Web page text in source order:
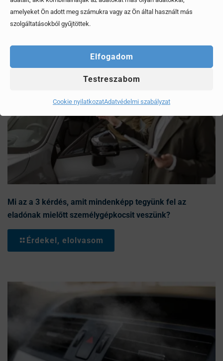
amelyeket Ön adott meg számukra vagy az Ön által használt más
szolgáltatásokból gyűjtöttek.
Elfogadom
Testreszabom
Cookie nyilatkozatAdatvédelmi szabályzat
Érdekel, elolvasom
Mi az a 3 kérdés, amit mindenképp tegyünk fel az
eladónak mielőtt személygépkocsit veszünk?
Érdekel, elolvasom